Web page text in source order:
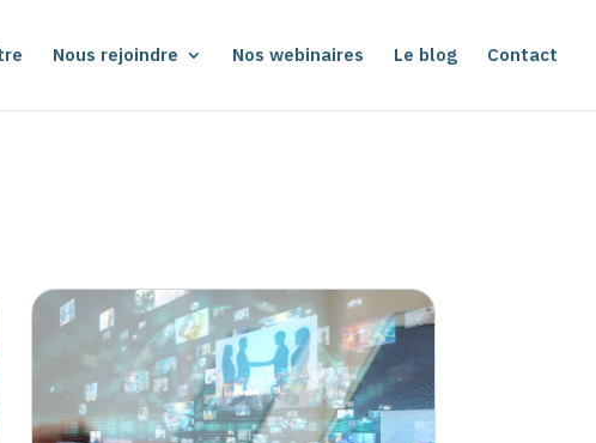
Nous rejoindre Nos webinaires Le blog Contact